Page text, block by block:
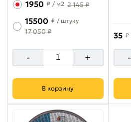
1950 ₽ / м2 2 145 ₽
15500 ₽ / штуку
17 050 ₽
- +
В корзину
35 ₽
-